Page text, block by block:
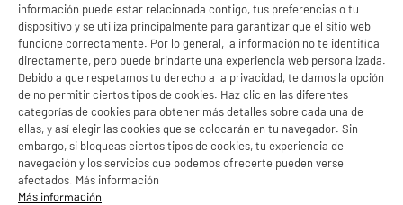
información puede estar relacionada contigo, tus preferencias o tu
dispositivo y se utiliza principalmente para garantizar que el sitio web
funcione correctamente. Por lo general, la información no te identifica
directamente, pero puede brindarte una experiencia web personalizada.
Debido a que respetamos tu derecho a la privacidad, te damos la opción
de no permitir ciertos tipos de cookies. Haz clic en las diferentes
categorías de cookies para obtener más detalles sobre cada una de
ellas, y así elegir las cookies que se colocarán en tu navegador. Sin
embargo, si bloqueas ciertos tipos de cookies, tu experiencia de
navegación y los servicios que podemos ofrecerte pueden verse
afectados. Más información
Más información